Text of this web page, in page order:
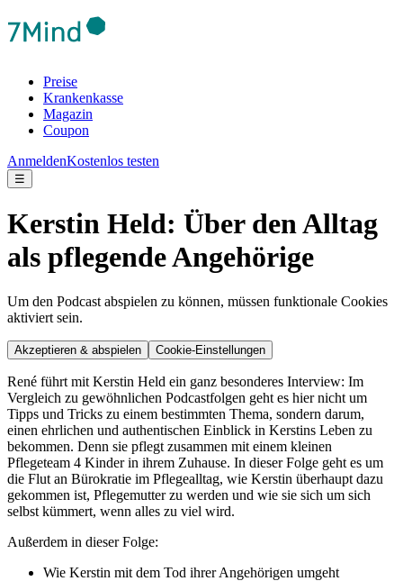
Preise
Krankenkasse
Magazin
Coupon
AnmeldenKostenlos testen
☰
Kerstin Held: Über den Alltag
als pflegende Angehörige
Um den Podcast abspielen zu können, müssen funktionale Cookies
aktiviert sein.
Akzeptieren & abspielen Cookie-Einstellungen
René führt mit Kerstin Held ein ganz besonderes Interview: Im
Vergleich zu gewöhnlichen Podcastfolgen geht es hier nicht um
Tipps und Tricks zu einem bestimmten Thema, sondern darum,
einen ehrlichen und authentischen Einblick in Kerstins Leben zu
bekommen. Denn sie pflegt zusammen mit einem kleinen
Pflegeteam 4 Kinder in ihrem Zuhause. In dieser Folge geht es um
die Flut an Bürokratie im Pflegealltag, wie Kerstin überhaupt dazu
gekommen ist, Pflegemutter zu werden und wie sie sich um sich
selbst kümmert, wenn alles zu viel wird.
Außerdem in dieser Folge:
Wie Kerstin mit dem Tod ihrer Angehörigen umgeht